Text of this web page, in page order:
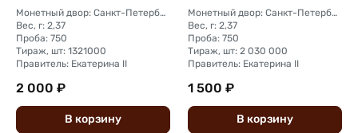
Монетный двор: Санкт-Петербургский монетный двор
Вес, г: 2,37
Проба: 750
Тираж, шт: 1321000
Правитель: Екатерина II
2 000 ₽
В корзину
Монетный двор: Санкт-Петербургский монетный двор
Вес, г: 2,37
Проба: 750
Тираж, шт: 2 030 000
Правитель: Екатерина II
1 500 ₽
В корзину